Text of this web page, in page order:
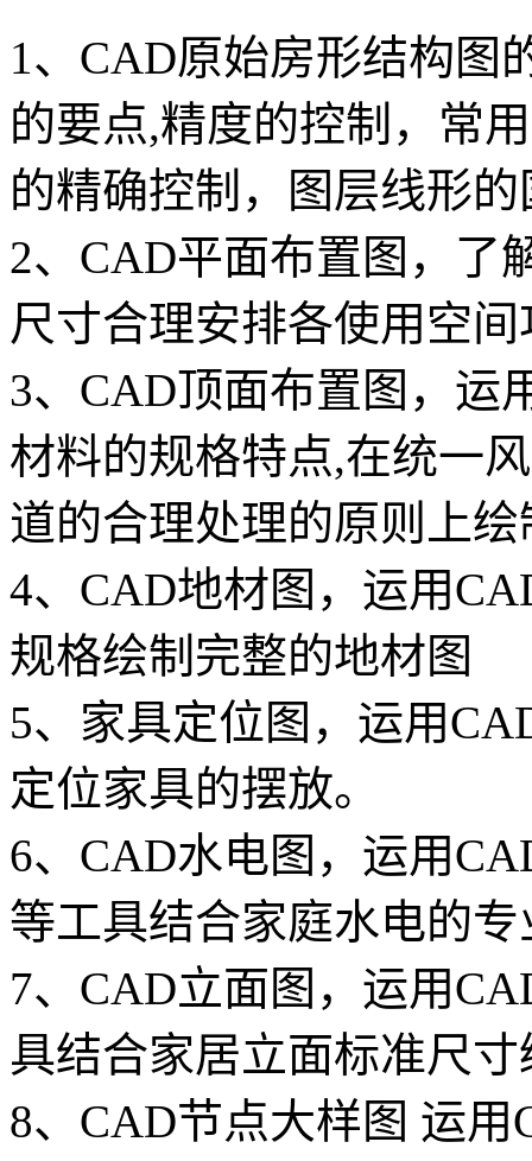
1、CAD原始房形结构图
的要点,精度的控制，常
的精确控制，图层线形
2、CAD平面布置图，了
尺寸合理安排各使用空间
3、CAD顶面布置图，运
材料的规格特点,在统一
道的合理处理的原则上
4、CAD地材图，运用
规格绘制完整的地材图
5、家具定位图，运用
定位家具的摆放。
6、CAD水电图，运用
等工具结合家庭水电的
7、CAD立面图，运用
具结合家居立面标准尺
8、CAD节点大样图 运